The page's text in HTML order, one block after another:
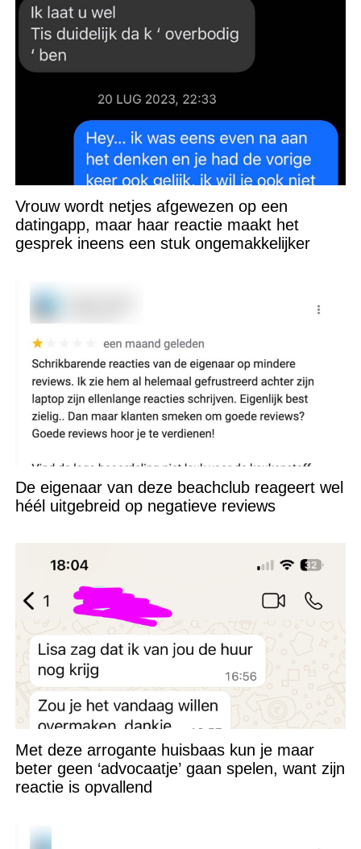
Vrouw wordt netjes afgewezen op een
datingapp, maar haar reactie maakt het
gesprek ineens een stuk ongemakkelijker
De eigenaar van deze beachclub reageert wel
héél uitgebreid op negatieve reviews
Met deze arrogante huisbaas kun je maar
beter geen ‘advocaatje’ gaan spelen, want zijn
reactie is opvallend